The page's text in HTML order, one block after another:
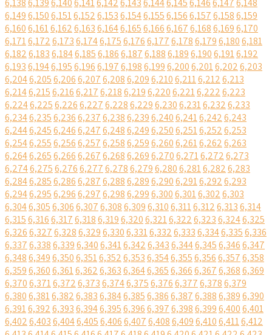
6,1386,1396,1406,1416,1426,1436,1446,1456,1466,1476,148
6,1496,1506,1516,1526,1536,1546,1556,1566,1576,1586,159
6,1606,1616,1626,1636,1646,1656,1666,1676,1686,1696,170
6,1716,1726,1736,1746,1756,1766,1776,1786,1796,1806,181
6,1826,1836,1846,1856,1866,1876,1886,1896,1906,1916,192
6,1936,1946,1956,1966,1976,1986,1996,2006,2016,2026,203
6,2046,2056,2066,2076,2086,2096,2106,2116,2126,213
6,2146,2156,2166,2176,2186,2196,2206,2216,2226,223
6,2246,2256,2266,2276,2286,2296,2306,2316,2326,233
6,2346,2356,2366,2376,2386,2396,2406,2416,2426,243
6,2446,2456,2466,2476,2486,2496,2506,2516,2526,253
6,2546,2556,2566,2576,2586,2596,2606,2616,2626,263
6,2646,2656,2666,2676,2686,2696,2706,2716,2726,273
6,2746,2756,2766,2776,2786,2796,2806,2816,2826,283
6,2846,2856,2866,2876,2886,2896,2906,2916,2926,293
6,2946,2956,2966,2976,2986,2996,3006,3016,3026,303
6,3046,3056,3066,3076,3086,3096,3106,3116,3126,3136,314
6,3156,3166,3176,3186,3196,3206,3216,3226,3236,3246,325
6,3266,3276,3286,3296,3306,3316,3326,3336,3346,3356,336
6,3376,3386,3396,3406,3416,3426,3436,3446,3456,3466,347
6,3486,3496,3506,3516,3526,3536,3546,3556,3566,3576,358
6,3596,3606,3616,3626,3636,3646,3656,3666,3676,3686,369
6,3706,3716,3726,3736,3746,3756,3766,3776,3786,379
6,3806,3816,3826,3836,3846,3856,3866,3876,3886,3896,390
6,3916,3926,3936,3946,3956,3966,3976,3986,3996,4006,401
6,4026,4036,4046,4056,4066,4076,4086,4096,4106,4116,412